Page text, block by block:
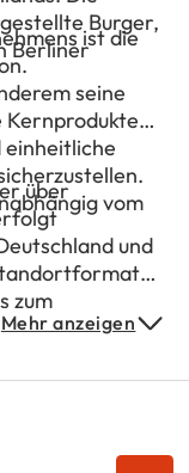
Burger,
Berlinerist die
seine
Kernprodukte
einheitliche
vom
über
und
zum
Fokus
Mehr anzeigen